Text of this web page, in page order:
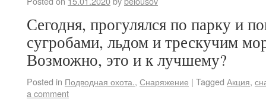
Сегодня, прогулялся по парку и
сугробами, льдом и трескучим
Возможно, это и к лучшему?
Posted in Подводная охота., Снаряжение | Tagged Акция,
a comment